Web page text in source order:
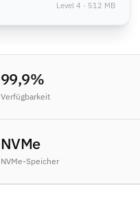
Level 4 · 512 MB
99,9%
Verfügbarkeit
NVMe
NVMe-Speicher